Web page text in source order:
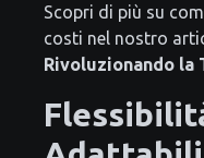
Scopri di più su
costi nel nostro
Rivoluzionando la